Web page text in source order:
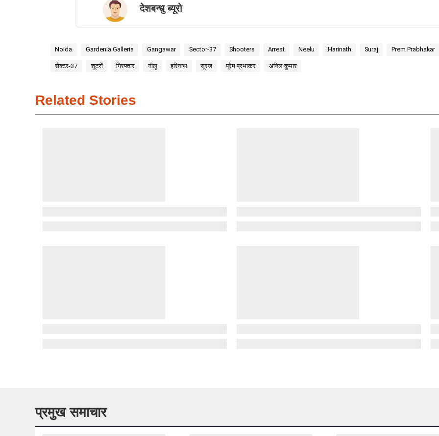
देशबन्धु ब्यूरो
Noida Gardenia Galleria Gangawar Sector-37 Shooters Arrest Neelu Harinath Suraj Prem Prabhakar
सेक्टर-37 शूटरों गिरफ्तार नीलू हरिनाथ सूरज प्रेम प्रभाकर अनिल कुमार
Related Stories
प्रमुख समाचार